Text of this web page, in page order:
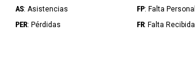
AS: Asistencias FP: Falta Personal
PER: Pérdidas FR: Falta Recibida